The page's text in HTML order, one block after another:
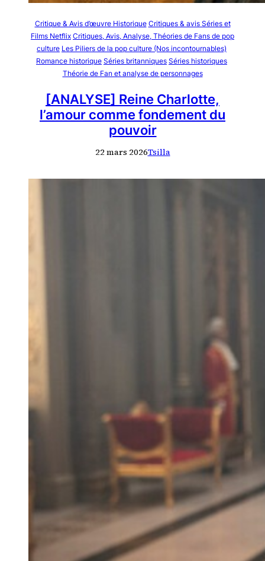
Critique & Avis d’œuvre Historique Critiques & avis Séries et
Films Netflix Critiques, Avis, Analyse, Théories de Fans de pop
culture Les Piliers de la pop culture (Nos incontournables)
Romance historique Séries britanniques Séries historiques
Théorie de Fan et analyse de personnages
[ANALYSE] Reine Charlotte,
l’amour comme fondement du
pouvoir
22 mars 2026Tsilla